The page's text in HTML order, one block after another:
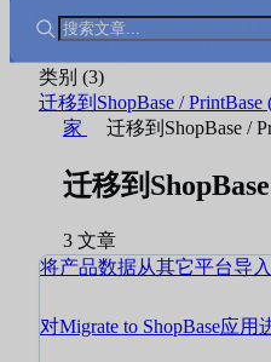
类别 (3)
迁移到ShopBase / PrintBase
家
迁移到ShopBase /
迁移到
3 文章
将产品数据从其它平台导入
对Migrate to ShopBase应用